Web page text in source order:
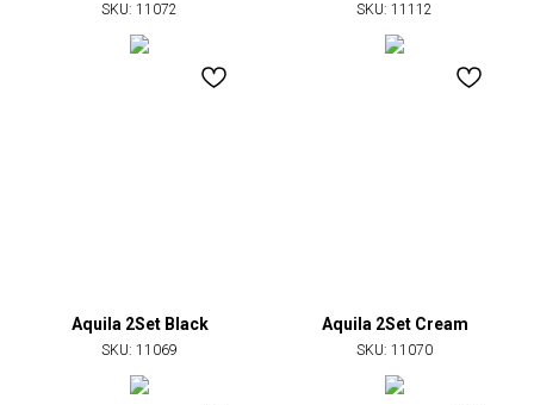
SKU: 11072 SKU: 11112
Aquila 2Set Black
SKU: 11069
Aquila 2Set Cream
SKU: 11070